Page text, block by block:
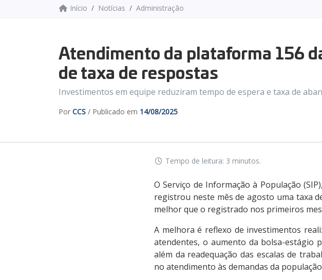
Início Notícias Administração
Atendimento da plataforma 156
de taxa de respostas
Investimentos em equipe reduziram tempo de espera e taxa de
Por CCS / Publicado em 14/08/2025
Tempo de leitura: 3 minutos.
O Serviço de Informação à População
registrou neste mês de agosto uma taxa
melhor que o registrado nos primeiros
A melhora é reflexo de investimentos
atendentes, o aumento da bolsa-estágio
além da readequação das escalas de
no atendimento às demandas da